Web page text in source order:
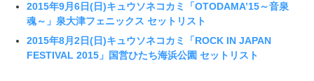
2015年9月6日(日)キュウソネコカミ「OTODAMA’15～音泉
魂～」泉大津フェニックス セットリスト
2015年8月2日(日)キュウソネコカミ「ROCK IN JAPAN
FESTIVAL 2015」国営ひたち海浜公園 セットリスト